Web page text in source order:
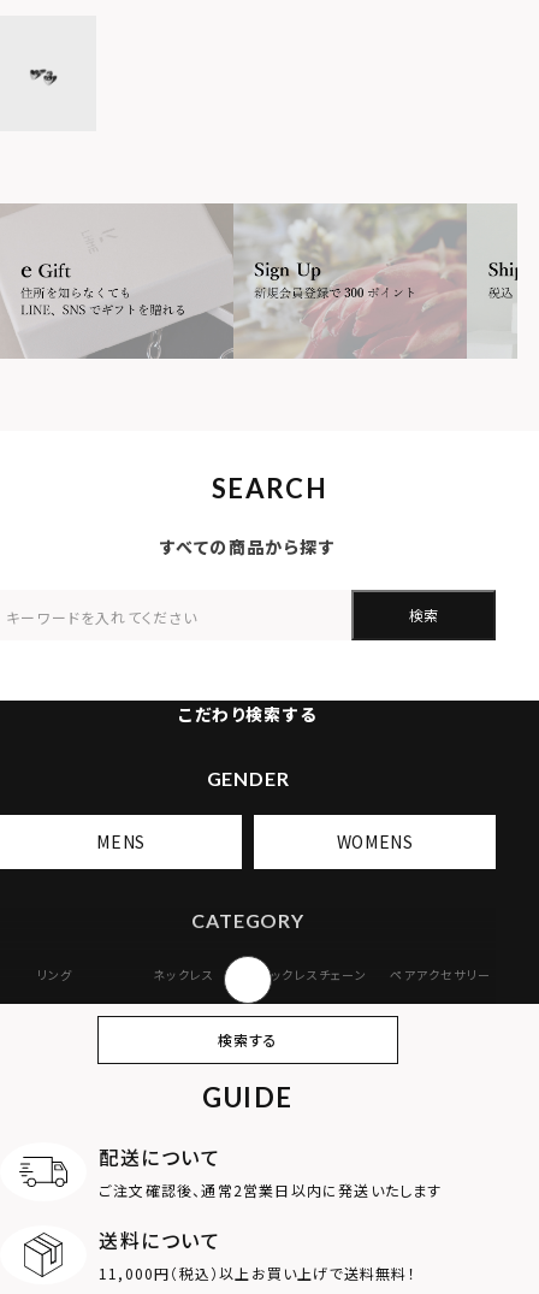
SEARCH
すべての商品から探す
検索
こだわり検索する
GENDER
MENS WOMENS
CATEGORY
リング ネックレス ネックレスチェーン ペアアクセサリー
オンラインストア
ギフトボックス
MOTIF
ダブルリング
検索する
GUIDE
配送について
ご注文確認後、通常2営業日以内に発送いたします
送料について
11,000円（税込）以上お買い上げで送料無料！